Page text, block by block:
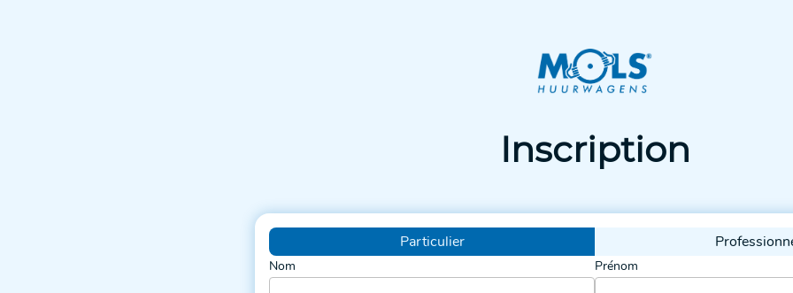
Inscription
Particulier
Nom Prénom